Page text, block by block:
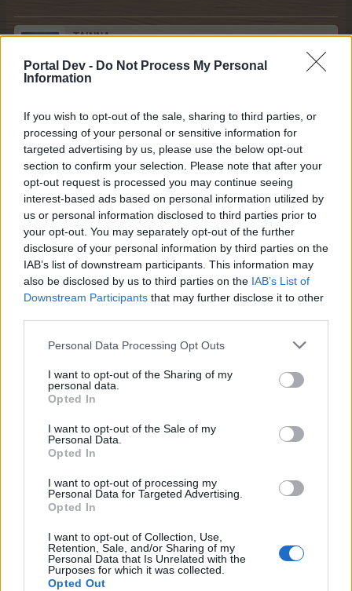
Portal Dev - Do Not Process My Personal
Information
If you wish to opt-out of the sale, sharing to third parties, or
processing of your personal or sensitive information for
targeted advertising by us, please use the below opt-out
section to confirm your selection. Please note that after your
opt-out request is processed you may continue seeing
interest-based ads based on personal information utilized by
us or personal information disclosed to third parties prior to
your opt-out. You may separately opt-out of the further
disclosure of your personal information by third parties on the
IAB’s list of downstream participants. This information may
also be disclosed by us to third parties on the IAB’s List of
Downstream Participants that may further disclose it to other
Personal Data Processing Opt Outs
I want to opt-out of the Sharing of my
personal data.
Opted In
I want to opt-out of the Sale of my
Personal Data.
Opted In
I want to opt-out of processing my
Personal Data for Targeted Advertising.
Opted In
I want to opt-out of Collection, Use,
Retention, Sale, and/or Sharing of my
Personal Data that Is Unrelated with the
Purposes for which it was collected.
Opted Out
.TAINNA.
Аз изграх 125 до сега и също съм на 65 ред. Имам още 77
златни зарчета и мисля да ги използвам всичките и
каквото стане. Натрупала съм 16500т и поне 1вото
Пиколко от колоната ще го взема.
За яйцата - Мистериозния разсад от редчето.
Браво, браво
А аз взех пиколото от дясно 73 и,
ако имам късмет (дай Боже) ще взема и другите 2.
Стигнах 77 със 148 игри. Има много време. Пуснах
два бонуса за по 24 часа да вадя повечко китки, да
видим утре резултата какъв е
mimi123123456
tanyamery каза:
Нали съм правилно ориентирана, че първо трябва да се
обере цъкалката и чак после дърво, растение или обор ?
П. П. :Да, тук въпроса е конкретно за цъкалетата от този
Замислям се дали изобщо да взема някои от
цъкалките. То много обори и дървета има и като че
ли те са ми по-необходими.